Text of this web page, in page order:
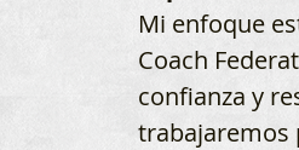
Mi enfoque
Coach
confianza y
trabajaremos